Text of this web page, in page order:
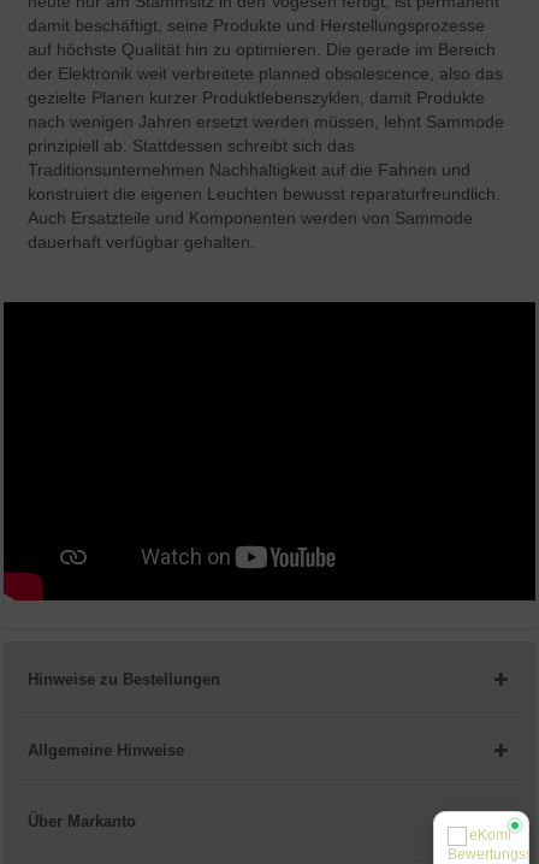
damit beschäftigt, seine Produkte und Herstellungsprozesse
auf höchste Qualität hin zu optimieren. Die gerade im Bereich
der Elektronik weit verbreitete planned obsolescence, also das
gezielte Planen kurzer Produktlebenszyklen, damit Produkte
nach wenigen Jahren ersetzt werden müssen, lehnt Sammode
prinzipiell ab. Stattdessen schreibt sich das
Traditionsunternehmen Nachhaltigkeit auf die Fahnen und
konstruiert die eigenen Leuchten bewusst reparaturfreundlich.
Auch Ersatzteile und Komponenten werden von Sammode
dauerhaft verfügbar gehalten.
Hinweise zu Bestellungen
Allgemeine Hinweise
Über Markanto